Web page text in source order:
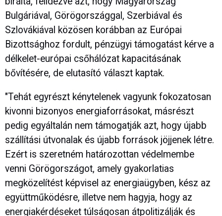
Bulgáriával, Görögországgal, Szerbiával és
Szlovákiával közösen korábban az Európai
Bizottsághoz fordult, pénzügyi támogatást kérve a
délkelet-európai csőhálózat kapacitásának
bővítésére, de elutasító választ kaptak.
"Tehát egyrészt kénytelenek vagyunk fokozatosan
kivonni bizonyos energiaforrásokat, másrészt
pedig egyáltalán nem támogatják azt, hogy újabb
szállítási útvonalak és újabb források jöjjenek létre.
Ezért is szeretném határozottan védelmembe
venni Görögországot, amely gyakorlatias
megközelítést képvisel az energiaügyben, kész az
együttműködésre, illetve nem hagyja, hogy az
energiakérdéseket túlságosan átpolitizálják és